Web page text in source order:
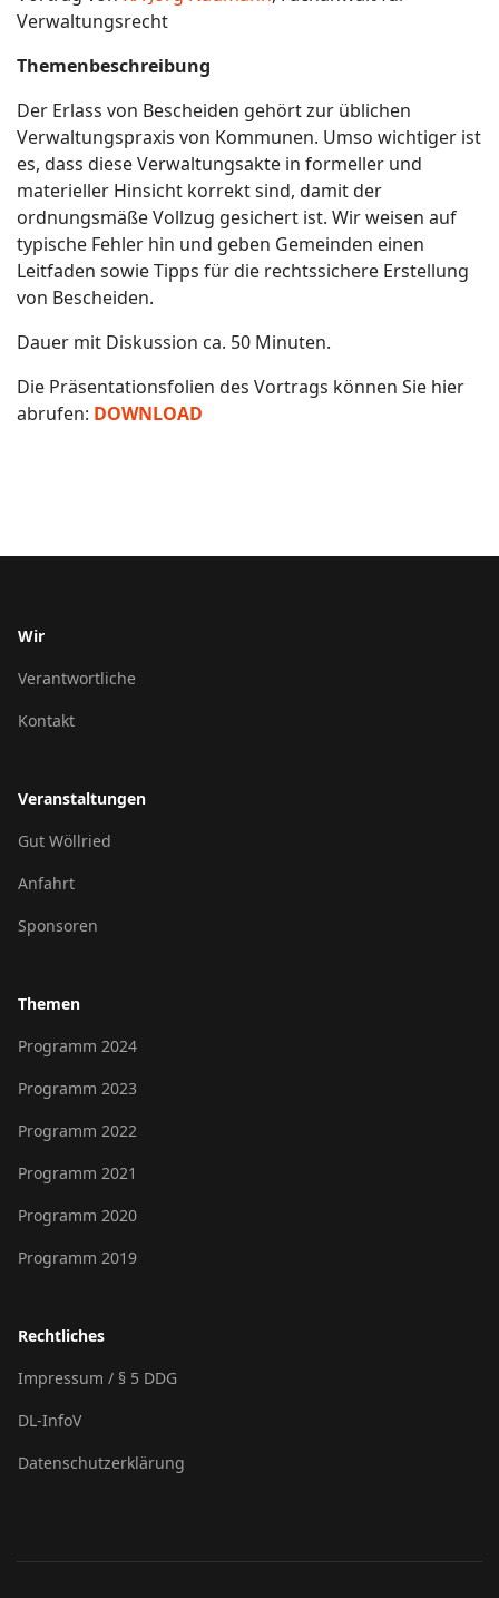
Verwaltungsrecht
Themenbeschreibung
Der Erlass von Bescheiden gehört zur üblichen
Verwaltungspraxis von Kommunen. Umso wichtiger ist
es, dass diese Verwaltungsakte in formeller und
materieller Hinsicht korrekt sind, damit der
ordnungsmäße Vollzug gesichert ist. Wir weisen auf
typische Fehler hin und geben Gemeinden einen
Leitfaden sowie Tipps für die rechtssichere Erstellung
von Bescheiden.
Dauer mit Diskussion ca. 50 Minuten.
Die Präsentationsfolien des Vortrags können Sie hier
abrufen: DOWNLOAD
Wir
Verantwortliche
Kontakt
Veranstaltungen
Gut Wöllried
Anfahrt
Sponsoren
Themen
Programm 2024
Programm 2023
Programm 2022
Programm 2021
Programm 2020
Programm 2019
Rechtliches
Impressum / § 5 DDG
DL-InfoV
Datenschutzerklärung